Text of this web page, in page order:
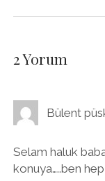
2 Yorum
Bülent
Selam haluk
konuya…..ben